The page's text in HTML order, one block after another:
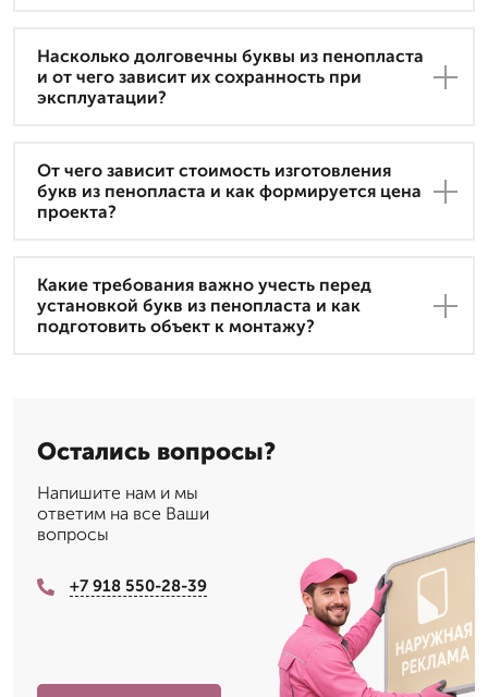
Насколько долговечны буквы из пенопласта
и от чего зависит их сохранность при
эксплуатации?
От чего зависит стоимость изготовления
букв из пенопласта и как формируется цена
проекта?
Какие требования важно учесть перед
установкой букв из пенопласта и как
подготовить объект к монтажу?
Остались вопросы?
Напишите нам и мы
ответим на все Ваши
вопросы
+7 918 550-28-39